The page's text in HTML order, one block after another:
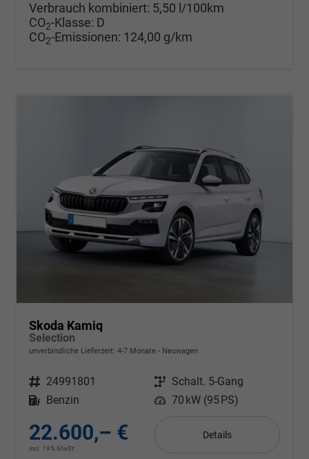
Verbrauch kombiniert: 5,50 l/100km
CO2-Klasse: D
CO2-Emissionen: 124,00 g/km
Skoda Kamiq
Selection
unverbindliche Lieferzeit: 4-7 Monate Neuwagen
Fahrzeugnr. 24991801 Getriebe Schalt. 5-Gang
Kraftstoff
Benzin Leistung 70 kW (95 PS)
22.600,– €
incl. 19% MwSt.
Details